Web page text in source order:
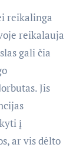
reikalinga
reikalauja
gali čia
Jis
į
ar vis dėlto